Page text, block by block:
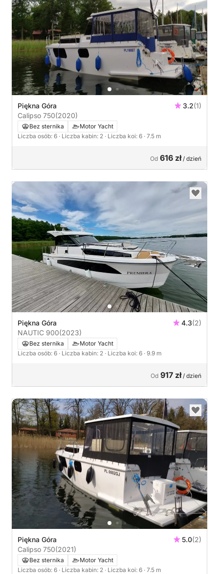
Piękna Góra 3.2(1)
Calipso 750(2020)
Bez sternika
Motor Yacht
Liczba osób: 6 · Liczba kabin: 2 · Liczba koi: 6 · 7.5 m
Od 616 zł/ dzień
Piękna Góra 4.3(2)
NAUTIC 900(2023)
Bez sternika
Motor Yacht
Liczba osób: 6 · Liczba kabin: 2 · Liczba koi: 6 · 9.9 m
Od 917 zł/ dzień
Piękna Góra 5.0(2)
Calipso 750(2021)
Bez sternika
Motor Yacht
Liczba osób: 6 · Liczba kabin: 2 · Liczba koi: 6 · 7.5 m